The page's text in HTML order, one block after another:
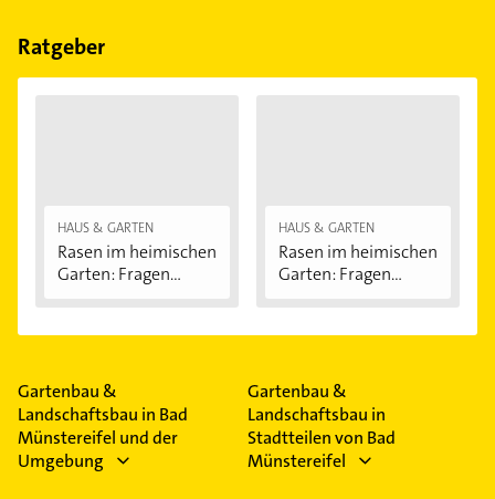
Feiertagen abweichen können.
Ratgeber
HAUS & GARTEN
Rasen im heimischen
Garten: Fragen...
HAUS & GARTEN
Rasen im heimischen
Garten: Fragen...
Gartenbau &
Landschaftsbau in Bad
Münstereifel und der
Umgebung
Gartenbau &
Landschaftsbau in
Stadtteilen von Bad
Münstereifel